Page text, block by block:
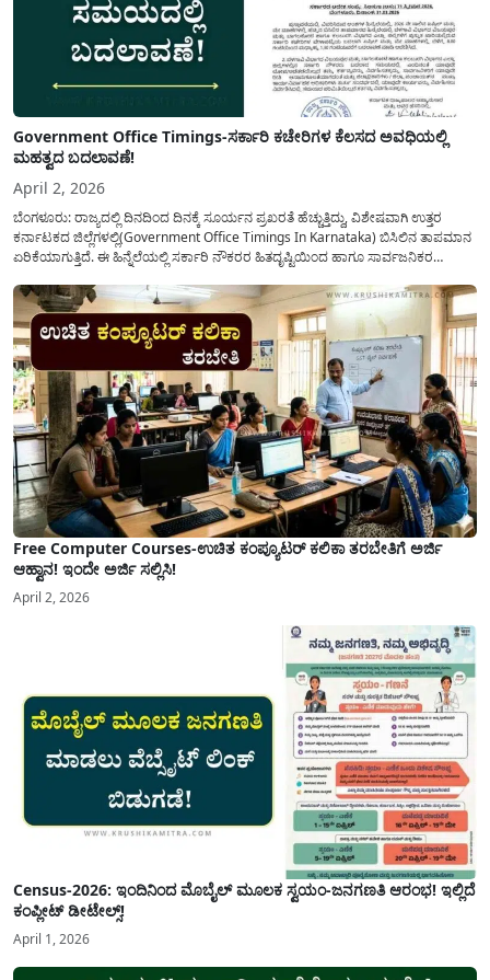
Government Office Timings-ಸರ್ಕಾರಿ ಕಚೇರಿಗಳ ಕೆಲಸದ ಅವಧಿಯಲ್ಲಿ
ಮಹತ್ವದ ಬದಲಾವಣೆ!
April 2, 2026
ಬೆಂಗಳೂರು: ರಾಜ್ಯದಲ್ಲಿ ದಿನದಿಂದ ದಿನಕ್ಕೆ ಸೂರ್ಯನ ಪ್ರಖರತೆ ಹೆಚ್ಚುತ್ತಿದ್ದು, ವಿಶೇಷವಾಗಿ ಉತ್ತರ
ಕರ್ನಾಟಕದ ಜಿಲ್ಲೆಗಳಲ್ಲಿ(Government Office Timings In Karnataka) ಬಿಸಿಲಿನ ತಾಪಮಾನ
ಏರಿಕೆಯಾಗುತ್ತಿದೆ. ಈ ಹಿನ್ನೆಲೆಯಲ್ಲಿ ಸರ್ಕಾರಿ ನೌಕರರ ಹಿತದೃಷ್ಟಿಯಿಂದ ಹಾಗೂ ಸಾರ್ವಜನಿಕರ
ಮತ್ತು ಕಲ್ಯಾಣ ಕರ್ನಾಟಕದ ಒಟ್ಟು 9 ಜಿಲ್ಲೆಗಳಲ್ಲಿ ಏಪ್ರಿಲ್...
Free Computer Courses-ಉಚಿತ ಕಂಪ್ಯೂಟರ್ ಕಲಿಕಾ ತರಬೇತಿಗೆ ಅರ್ಜಿ
ಆಹ್ವಾನ! ಇಂದೇ ಅರ್ಜಿ ಸಲ್ಲಿಸಿ!
April 2, 2026
Census-2026: ಇಂದಿನಿಂದ ಮೊಬೈಲ್ ಮೂಲಕ ಸ್ವಯಂ-ಜನಗಣತಿ ಆರಂಭ! ಇಲ್ಲಿದೆ
ಕಂಪ್ಲೀಟ್ ಡೀಟೇಲ್ಸ್!
April 1, 2026